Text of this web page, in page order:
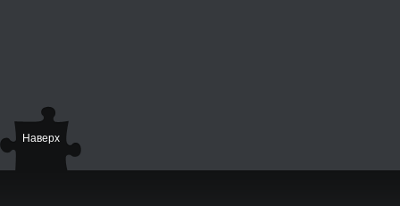
Наверх